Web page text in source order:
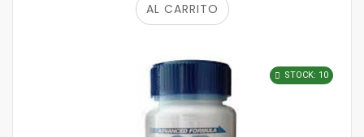
AL CARRITO
STOCK: 10